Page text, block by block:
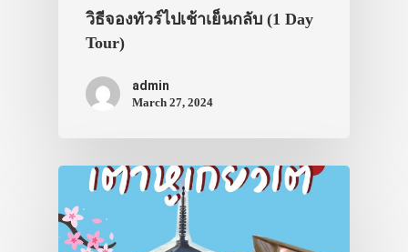
วิธีจองทัวร์ไปเช้าเย็นกลับ (1 Day
Tour)
admin
March 27, 2024